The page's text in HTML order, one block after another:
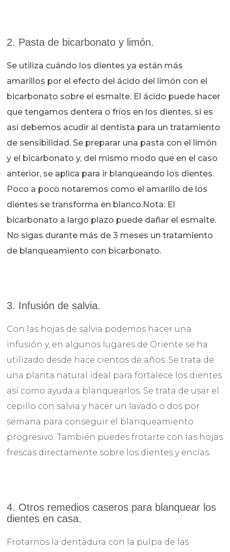
2. Pasta de bicarbonato y limón.
Se utiliza cuándo los dientes ya están más
amarillos por el efecto del ácido del limón con el
bicarbonato sobre el esmalte. El ácido puede hacer
que tengamos dentera o fríos en los dientes, si es
así debemos acudir al dentista para un tratamiento
de sensibilidad. Se preparar una pasta con el limón
y el bicarbonato y, del mismo modo que en el caso
anterior, se aplica para ir blanqueando los dientes.
Poco a poco notaremos como el amarillo de los
dientes se transforma en blanco.Nota: El
bicarbonato a largo plazo puede dañar el esmalte.
No sigas durante más de 3 meses un tratamiento
de blanqueamiento con bicarbonato.
3. Infusión de salvia.
Con las hojas de salvia podemos hacer una
infusión y, en algunos lugares de Oriente se ha
utilizado desde hace cientos de años. Se trata de
una planta natural ideal para fortalece los dientes
así como ayuda a blanquearlos. Se trata de usar el
cepillo con salvia y hacer un lavado o dos por
semana para conseguir el blanqueamiento
progresivo. También puedes frotarte con las hojas
frescas directamente sobre los dientes y encías.
4. Otros remedios caseros para blanquear los
dientes en casa.
Frotarnos la dentadura con la pulpa de las